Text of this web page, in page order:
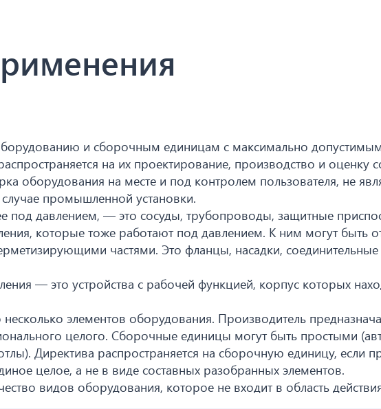
и сборочным единицам с максимально
на их проектирование, производство и оценку
оборудования на месте и под контролем пользователя, не
промышленной установки.
под давлением, — это сосуды, трубопроводы, защитные
которые тоже работают под давлением. К ним могут быть
частями. Это фланцы, насадки,
— это устройства с рабочей функцией, корпус которых
элементов оборудования. Производитель
целого. Сборочные единицы могут быть простыми
Директива распространяется на сборочную единицу, если
целое, а не в виде составных разобранных элементов.
видов оборудования, которое не входит в область